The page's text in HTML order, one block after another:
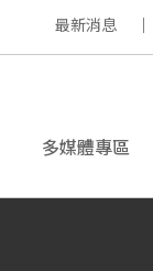
最新消息
多媒體專區